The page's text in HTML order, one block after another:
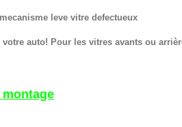
leve vitre defectueux
auto! Pour les vitres avants ou